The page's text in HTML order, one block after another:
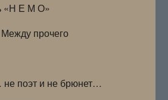
«Н Е М О»
Между прочего
поэт и не брюнет…